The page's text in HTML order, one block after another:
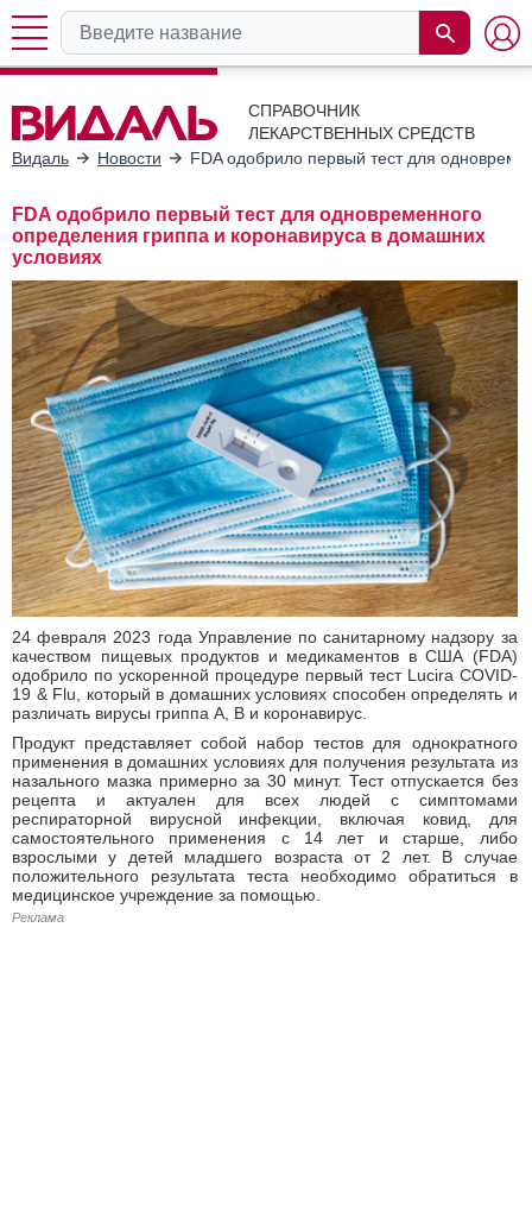
СПРАВОЧНИК
ЛЕКАРСТВЕННЫХ СРЕДСТВ
Видаль
Новости FDA одобрило первый тест для
FDA одобрило первый тест для одновременного
определения гриппа и коронавируса в домашних
условиях
24 февраля 2023 года Управление по санитарному надзору за
качеством пищевых продуктов и медикаментов в США (FDA)
одобрило по ускоренной процедуре первый тест Lucira COVID-
19 & Flu, который в домашних условиях способен определять и
различать вирусы гриппа А, B и коронавирус.
Продукт представляет собой набор тестов для однократного
применения в домашних условиях для получения результата из
назального мазка примерно за 30 минут. Тест отпускается без
рецепта и актуален для всех людей с симптомами
респираторной вирусной инфекции, включая ковид, для
самостоятельного применения с 14 лет и старше, либо
взрослыми у детей младшего возраста от 2 лет. В случае
положительного результата теста необходимо обратиться в
медицинское учреждение за помощью.
Реклама